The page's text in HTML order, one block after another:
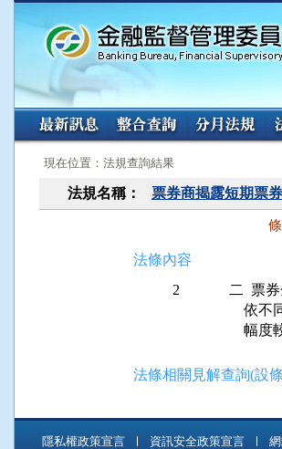
:::
現在位置：法規查詢結果
法規名稱： 票券商揭露短期票
法條內容
2
二  票
依
法條相關見解查詢(設
隱私權政策宣言 資訊安全政策宣言